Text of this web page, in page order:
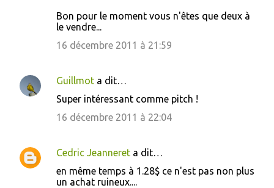
t
a
s
Bon pour le moment vous n'êtes que deux à
le vendre...
16 décembre 2011 à 21:59
Guillmot a dit…
Super intéressant comme pitch !
16 décembre 2011 à 22:04
Cedric Jeanneret a dit…
en même temps à 1.28$ ce n'est pas non plus
un achat ruineux....